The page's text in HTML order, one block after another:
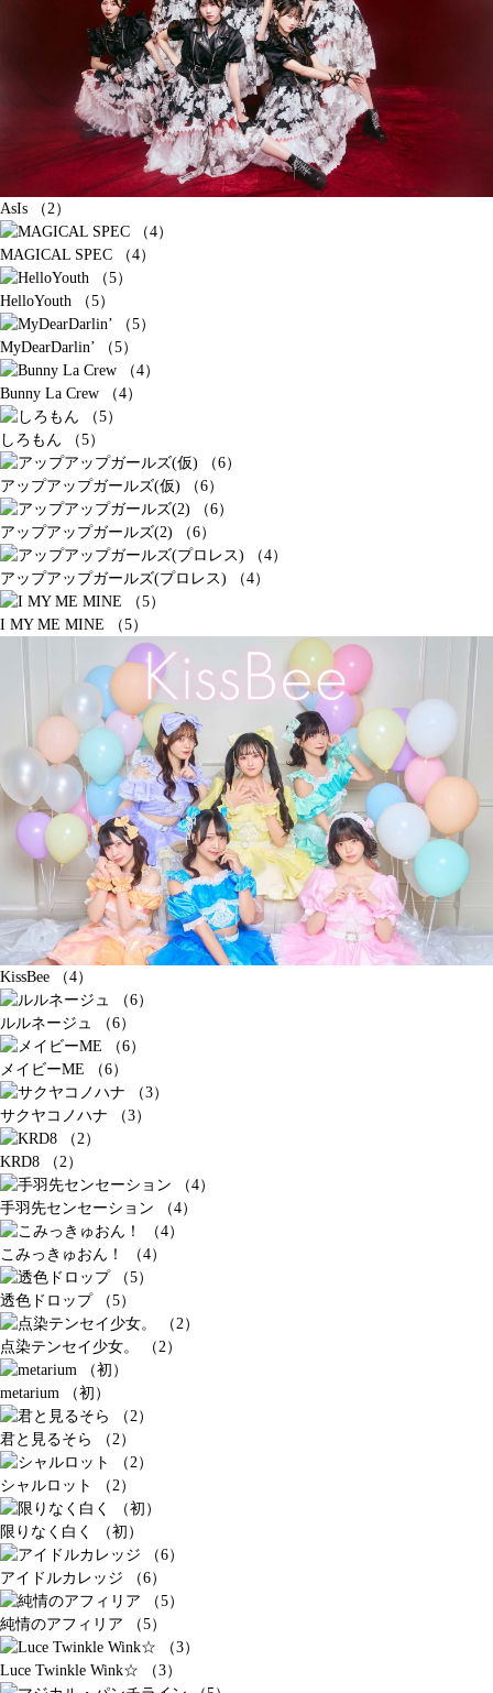
AsIs （2）
MAGICAL SPEC （4）
HelloYouth （5）
MyDearDarlin’ （5）
Bunny La Crew （4）
しろもん （5）
アップアップガールズ(仮) （6）
アップアップガールズ(2) （6）
アップアップガールズ(プロレス) （4）
I MY ME MINE （5）
KissBee （4）
ルルネージュ （6）
メイビーME （6）
サクヤコノハナ （3）
KRD8 （2）
手羽先センセーション （4）
こみっきゅおん！ （4）
透色ドロップ （5）
点染テンセイ少女。 （2）
metarium （初）
君と見るそら （2）
シャルロット （2）
限りなく白く （初）
アイドルカレッジ （6）
純情のアフィリア （5）
Luce Twinkle Wink☆ （3）